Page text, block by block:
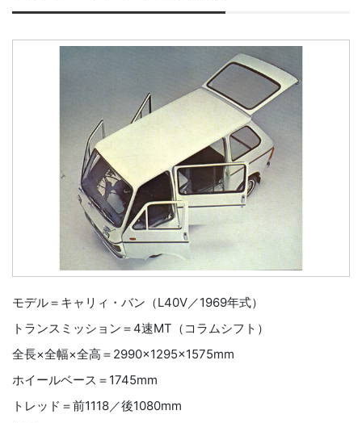
モデル＝キャリィ・バン（L40V／1969年式）
トランスミッション＝4速MT（コラムシフト）
全長×全幅×全高＝2990×1295×1575mm
ホイールベース＝1745mm
トレッド＝前1118／後1080mm